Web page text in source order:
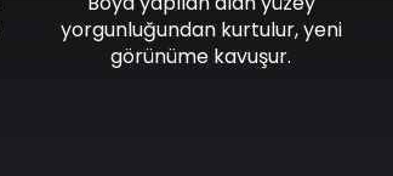
yorgunluğundan kurtulur, yeni
görünüme kavuşur.